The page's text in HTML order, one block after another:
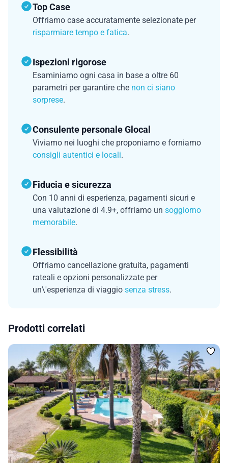
Top Case
Offriamo case accuratamente selezionate per
risparmiare tempo e fatica.
Ispezioni rigorose
Esaminiamo ogni casa in base a oltre 60
parametri per garantire che non ci siano
sorprese.
Consulente personale Glocal
Viviamo nei luoghi che proponiamo e forniamo
consigli autentici e locali.
Fiducia e sicurezza
Con 10 anni di esperienza, pagamenti sicuri e
una valutazione di 4.9+, offriamo un soggiorno
memorabile.
Flessibilità
Offriamo cancellazione gratuita, pagamenti
rateali e opzioni personalizzate per
un\'esperienza di viaggio senza stress.
Prodotti correlati